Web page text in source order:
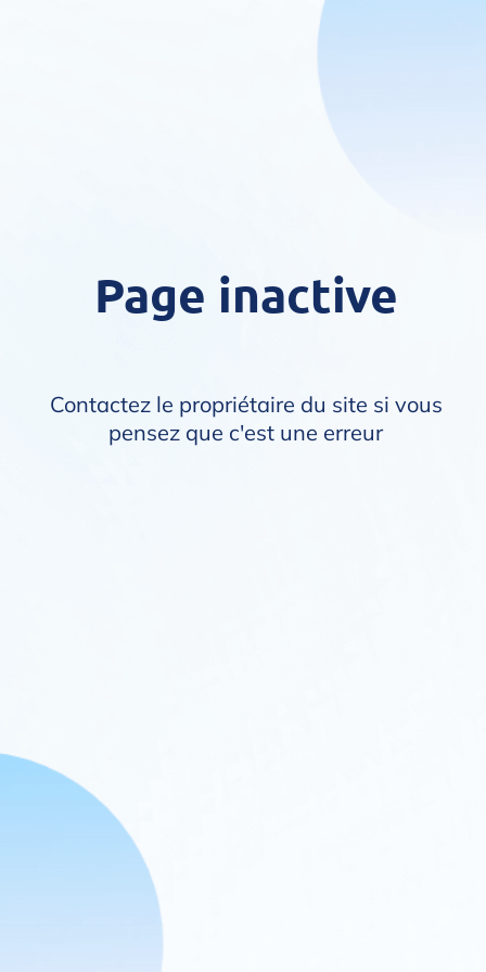
Page inactive
Contactez le propriétaire du site si vous
pensez que c'est une erreur